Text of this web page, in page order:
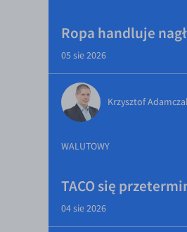
Ropa handluje
05 sie 2026
Krzysztof
WALUTOWY
TACO się
04 sie 2026